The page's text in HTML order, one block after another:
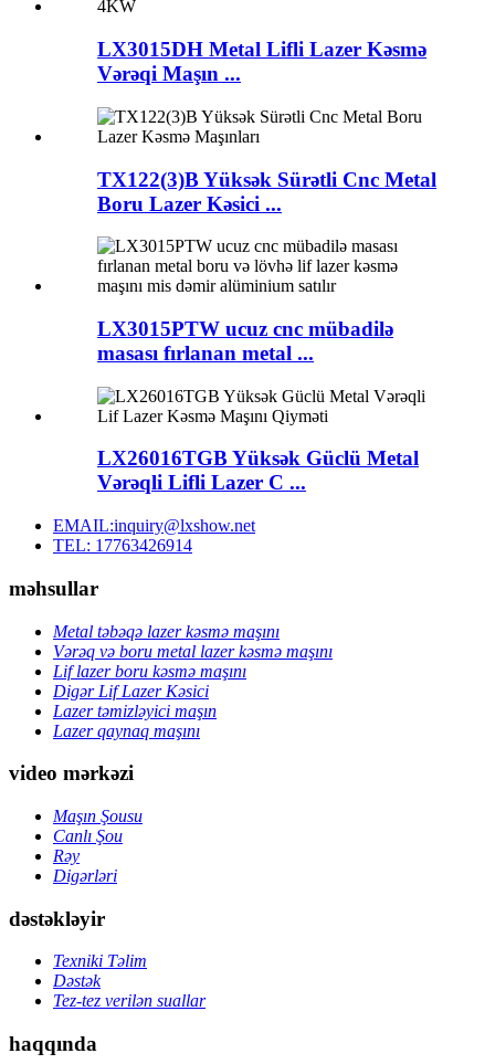
LX3015DH Metal Lifli Lazer Kəsmə
Vərəqi Maşın ...
TX122(3)B Yüksək Sürətli Cnc Metal
Boru Lazer Kəsici ...
LX3015PTW ucuz cnc mübadilə
masası fırlanan metal ...
LX26016TGB Yüksək Güclü Metal
Vərəqli Lifli Lazer C ...
EMAIL:inquiry@lxshow.net
TEL: 17763426914
məhsullar
Metal təbəqə lazer kəsmə maşını
Vərəq və boru metal lazer kəsmə maşını
Lif lazer boru kəsmə maşını
Digər Lif Lazer Kəsici
Lazer təmizləyici maşın
Lazer qaynaq maşını
video mərkəzi
Maşın Şousu
Canlı Şou
Rəy
Digərləri
dəstəkləyir
Texniki Təlim
Dəstək
Tez-tez verilən suallar
haqqında